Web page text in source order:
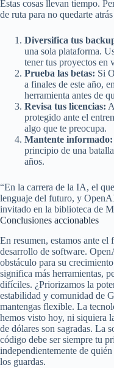
Estas cosas llevan tiempo.
de ruta para no quedarte
Diversifica tus
una sola plataforma.
tener tus proyectos en
Prueba las betas: Si
a finales de este año,
herramienta antes de
Revisa tus licencias:
protegido ante el
algo que te preocupa.
Mantente informado:
principio de una
años.
“En la carrera de la IA, el
lenguaje del futuro, y
invitado en la biblioteca de
Conclusiones accionables
En resumen, estamos ante el
desarrollo de software.
obstáculo para su
significa más herramientas,
difíciles. ¿Priorizamos la
estabilidad y comunidad de
mantengas flexible. La
hemos visto hoy, ni siquiera
de dólares son sagradas. La
código debe ser siempre tu
independientemente de
los guardas.